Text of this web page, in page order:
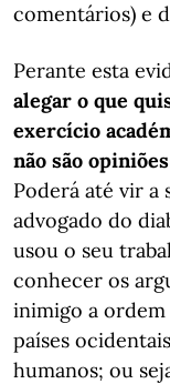
comentários) e
Perante esta
alegar o que
exercício
não são
Poderá até vir a
advogado do
usou o seu
conhecer os
inimigo a
países
humanos; ou